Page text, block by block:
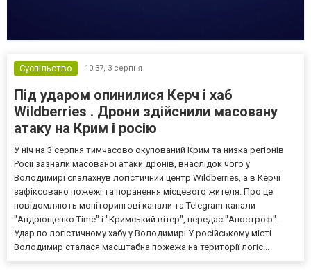
Суспільство 10:37, 3 серпня
Під ударом опинилися Керч і хаб
Wildberries . Дрони здійснили масовану
атаку на Крим і росію
У ніч на 3 серпня тимчасово окупований Крим та низка регіонів
Росії зазнали масованої атаки дронів, внаслідок чого у
Володимирі спалахнув логістичний центр Wildberries, а в Керчі
зафіксовано пожежі та поранення місцевого жителя. Про це
повідомляють моніторингові канали та Telegram-канали
"Андрющенко Time" і "Кримський вітер", передає "Апостроф".
Удар по логістичному хабу у Володимирі У російському місті
Володимир сталася масштабна пожежа на території логіс...